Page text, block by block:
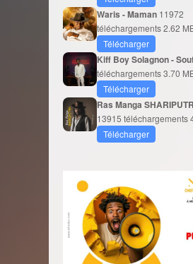
Waris - Maman 11972
téléchargements2.62
Télécharger
Kiff Boy Solagnon -
téléchargements3.70
Télécharger
Ras Manga
13915 téléchargements
Télécharger